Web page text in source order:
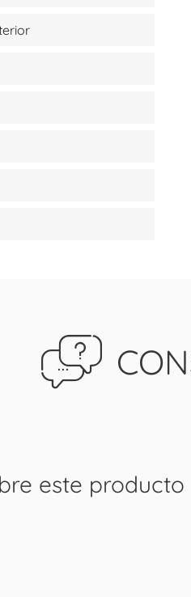
este producto